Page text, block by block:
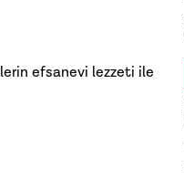
efsanevi lezzeti ile